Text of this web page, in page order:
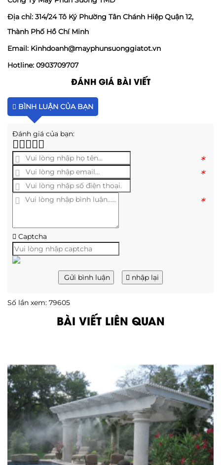
Địa chỉ: 314/24 Tô Ký Phường Tân Chánh Hiệp Quận 12,
Thành Phố Hồ Chí Minh
Email: Kinhdoanh@mayphunsuonggiatot.vn
Hotline: 0903709707
ĐÁNH GIÁ BÀI VIẾT
BÌNH LUẬN CỦA BẠN
Đánh giá của bạn:
*
*
*
Captcha
Gửi bình luận nhập lại
Số lần xem: 79605
BÀI VIẾT LIÊN QUAN